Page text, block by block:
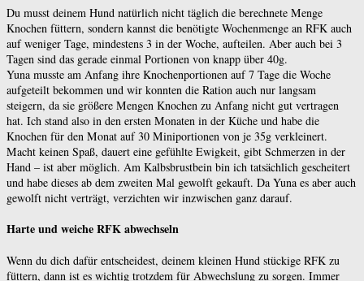
Du musst deinem Hund natürlich nicht täglich die berechnete Menge
Knochen füttern, sondern kannst die benötigte Wochenmenge an RFK auch
auf weniger Tage, mindestens 3 in der Woche, aufteilen. Aber auch bei 3
Tagen sind das gerade einmal Portionen von knapp über 40g.
Yuna musste am Anfang ihre Knochenportionen auf 7 Tage die Woche
aufgeteilt bekommen und wir konnten die Ration auch nur langsam
steigern, da sie größere Mengen Knochen zu Anfang nicht gut vertragen
hat. Ich stand also in den ersten Monaten in der Küche und habe die
Knochen für den Monat auf 30 Miniportionen von je 35g verkleinert.
Macht keinen Spaß, dauert eine gefühlte Ewigkeit, gibt Schmerzen in der
Hand – ist aber möglich. Am Kalbsbrustbein bin ich tatsächlich gescheitert
und habe dieses ab dem zweiten Mal gewolft gekauft. Da Yuna es aber auch
gewolft nicht verträgt, verzichten wir inzwischen ganz darauf.
Harte und weiche RFK abwechseln
Wenn du dich dafür entscheidest, deinem kleinen Hund stückige RFK zu
füttern, dann ist es wichtig trotzdem für Abwechslung zu sorgen. Immer